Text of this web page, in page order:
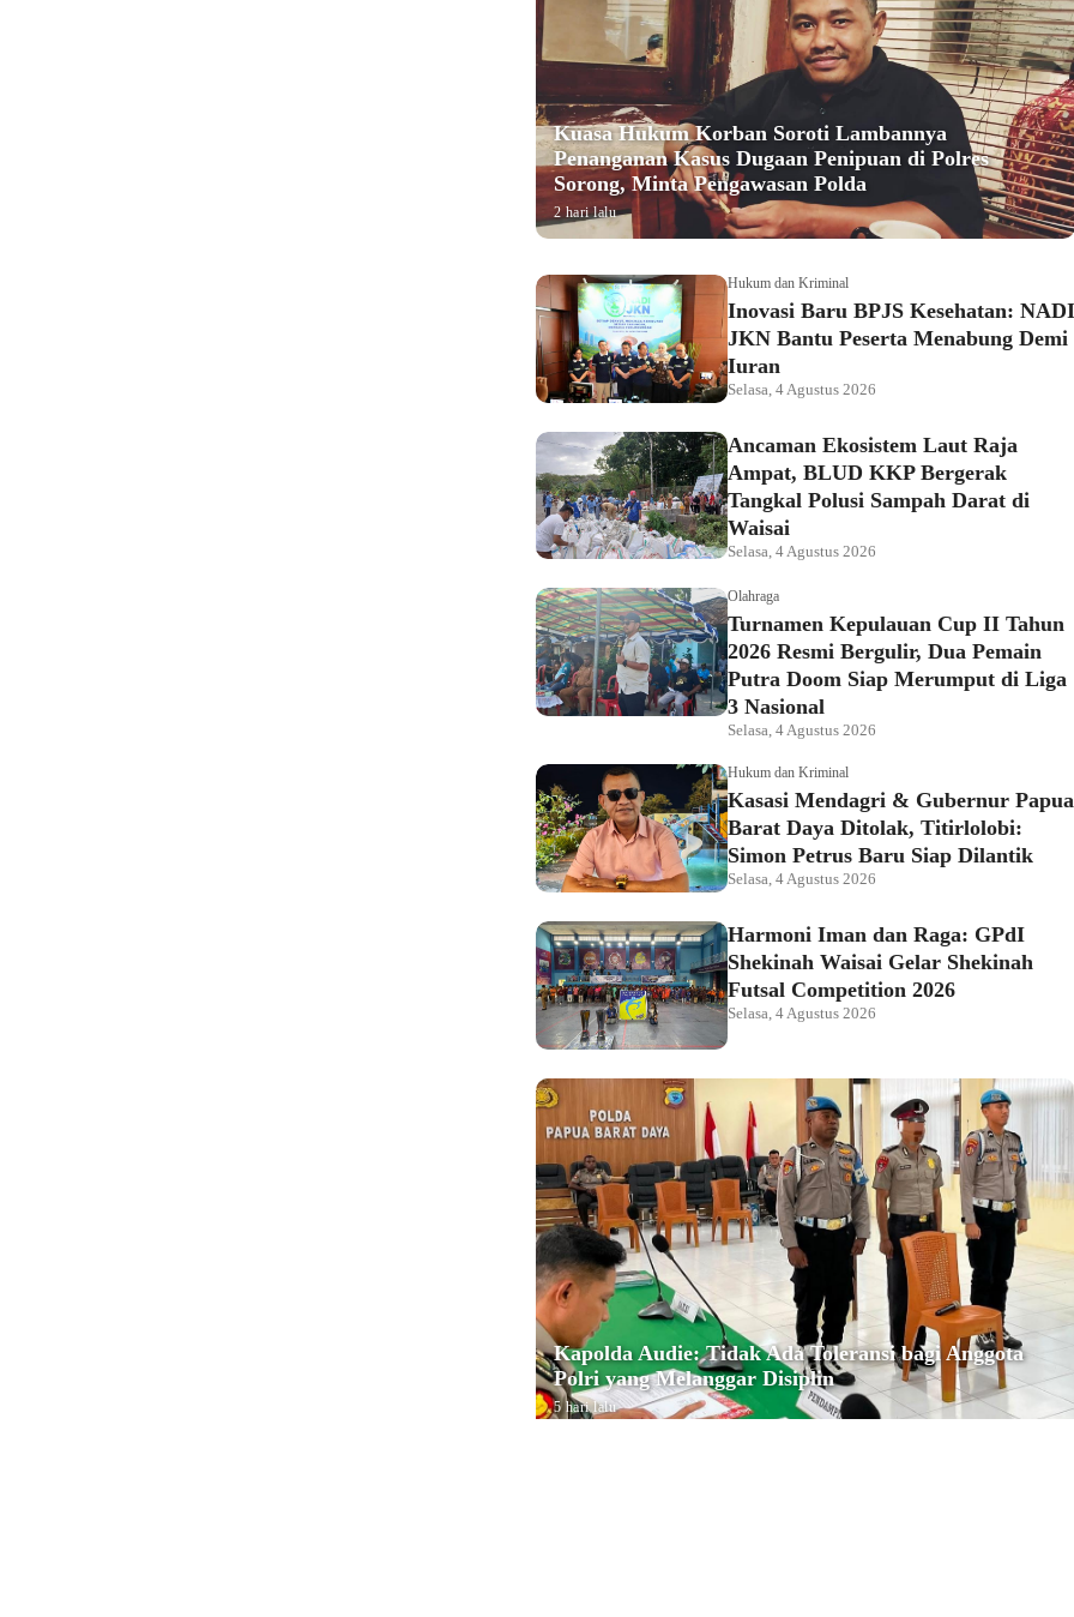
Kuasa Hukum Korban Soroti Lambannya
Penanganan Kasus Dugaan Penipuan di Polres
Sorong, Minta Pengawasan Polda
2 hari lalu
Hukum dan Kriminal
Inovasi Baru BPJS Kesehatan: NADI
JKN Bantu Peserta Menabung Demi
Iuran
Selasa, 4 Agustus 2026
Ancaman Ekosistem Laut Raja
Ampat, BLUD KKP Bergerak
Tangkal Polusi Sampah Darat di
Waisai
Selasa, 4 Agustus 2026
Olahraga
Turnamen Kepulauan Cup II Tahun
2026 Resmi Bergulir, Dua Pemain
Putra Doom Siap Merumput di Liga
3 Nasional
Selasa, 4 Agustus 2026
Hukum dan Kriminal
Kasasi Mendagri & Gubernur Papua
Barat Daya Ditolak, Titirlolobi:
Simon Petrus Baru Siap Dilantik
Selasa, 4 Agustus 2026
Harmoni Iman dan Raga: GPdI
Shekinah Waisai Gelar Shekinah
Futsal Competition 2026
Selasa, 4 Agustus 2026
Kapolda Audie: Tidak Ada Toleransi bagi Anggota
Polri yang Melanggar Disiplin
5 hari lalu